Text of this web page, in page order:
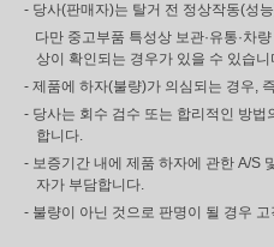
- 당사(판매자)는 탈거 전 정상작동(성
다만 중고부품 특성상 보관·유통·차
상이 확인되는 경우가 있을 수 있습니
- 제품에 하자(불량)가 의심되는 경우,
- 당사는 회수 검수 또는 합리적인 방
합니다.
- 보증기간 내에 제품 하자에 관한 A/S
자가 부담합니다.
- 불량이 아닌 것으로 판명이 될 경우